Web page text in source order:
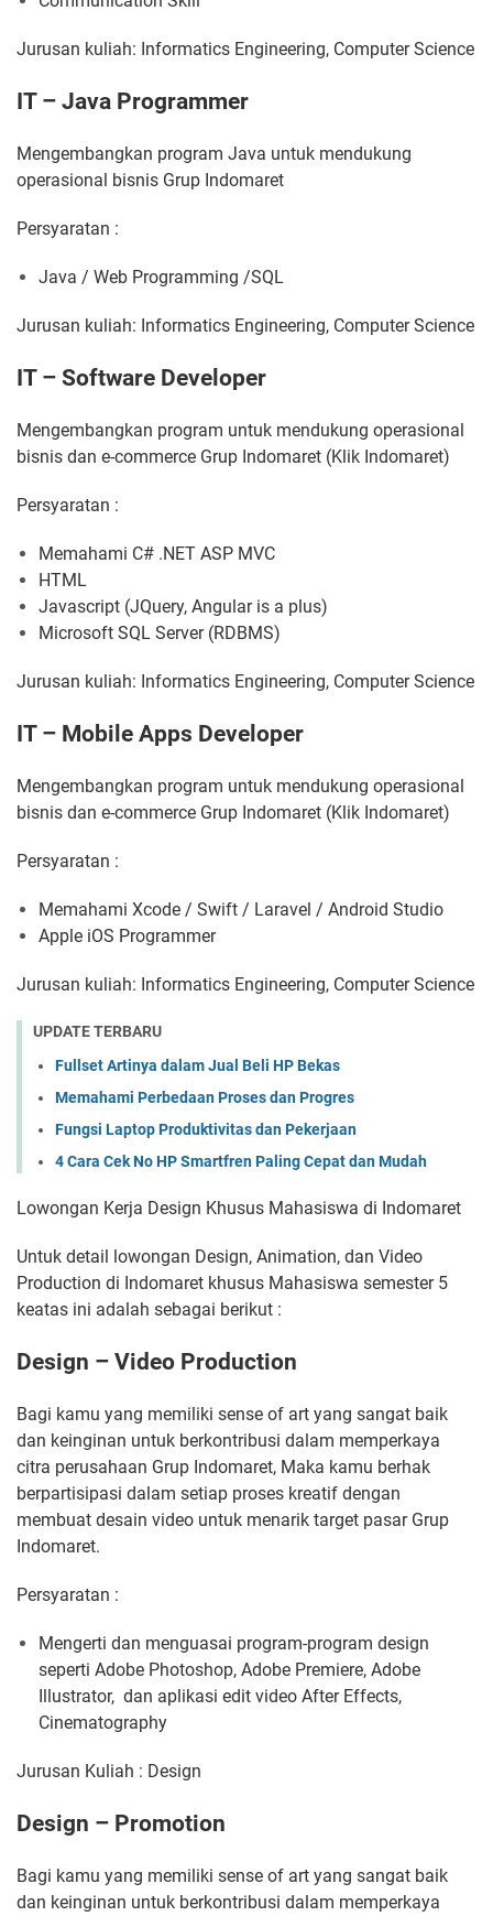
Jurusan kuliah: Informatics Engineering, Computer Science
IT – Java Programmer
Mengembangkan program Java untuk mendukung
operasional bisnis Grup Indomaret
Persyaratan :
Java / Web Programming /SQL
Jurusan kuliah: Informatics Engineering, Computer Science
IT – Software Developer
Mengembangkan program untuk mendukung operasional
bisnis dan e-commerce Grup Indomaret (Klik Indomaret)
Persyaratan :
Memahami C# .NET ASP MVC
HTML
Javascript (JQuery, Angular is a plus)
Microsoft SQL Server (RDBMS)
Jurusan kuliah: Informatics Engineering, Computer Science
IT – Mobile Apps Developer
Mengembangkan program untuk mendukung operasional
bisnis dan e-commerce Grup Indomaret (Klik Indomaret)
Persyaratan :
Memahami Xcode / Swift / Laravel / Android Studio
Apple iOS Programmer
Jurusan kuliah: Informatics Engineering, Computer Science
UPDATE TERBARU
Fullset Artinya dalam Jual Beli HP Bekas
Memahami Perbedaan Proses dan Progres
Fungsi Laptop Produktivitas dan Pekerjaan
4 Cara Cek No HP Smartfren Paling Cepat dan Mudah
Lowongan Kerja Design Khusus Mahasiswa di Indomaret
Untuk detail lowongan Design, Animation, dan Video
Production di Indomaret khusus Mahasiswa semester 5
keatas ini adalah sebagai berikut :
Design – Video Production
Bagi kamu yang memiliki sense of art yang sangat baik
dan keinginan untuk berkontribusi dalam memperkaya
citra perusahaan Grup Indomaret, Maka kamu berhak
berpartisipasi dalam setiap proses kreatif dengan
membuat desain video untuk menarik target pasar Grup
Indomaret.
Persyaratan :
Mengerti dan menguasai program-program design
seperti Adobe Photoshop, Adobe Premiere, Adobe
Illustrator, dan aplikasi edit video After Effects,
Cinematography
Jurusan Kuliah : Design
Design – Promotion
Bagi kamu yang memiliki sense of art yang sangat baik
dan keinginan untuk berkontribusi dalam memperkaya